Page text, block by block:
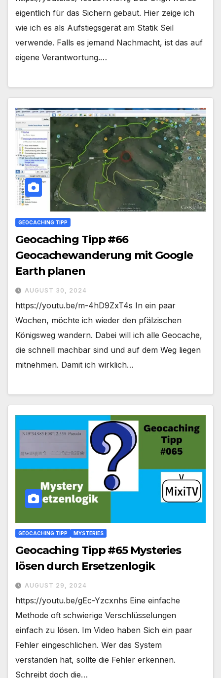
eigentlich für das Sichern gebaut. Hier zeige ich
wie ich es als Aufstiegsgerät am Statik Seil
verwende. Falls es jemand Nachmacht, ist das auf
eigene Verantwortung.…
GEOCACHING TIPP
Geocaching Tipp #66
Geocachewanderung mit Google
Earth planen
AUGUST 30, 2024
https://youtu.be/m-4hD9ZxT4s In ein paar
Wochen, möchte ich wieder den pfälzischen
Königsweg wandern. Dabei will ich alle Geocache,
die schnell machbar sind und auf dem Weg liegen
mitnehmen. Damit ich wirklich…
GEOCACHING TIPP MYSTERIES
Geocaching Tipp #65 Mysteries
lösen durch Ersetzenlogik
AUGUST 29, 2024
https://youtu.be/gEc-Yzcxnhs Eine einfache
Methode oft schwierige Verschlüsselungen
einfach zu lösen. Im Video haben Sich ein paar
Fehler eingeschlichen. Wer das System
verstanden hat, sollte die Fehler erkennen.
Schreibt doch die…